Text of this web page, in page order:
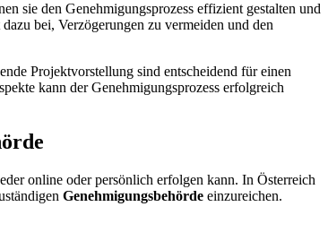
sie den Genehmigungsprozess effizient gestalten und
dazu bei, Verzögerungen zu vermeiden und den
Projektvorstellung sind entscheidend für einen
kann der Genehmigungsprozess erfolgreich
online oder persönlich erfolgen kann. In Österreich
Genehmigungsbehörde einzureichen.